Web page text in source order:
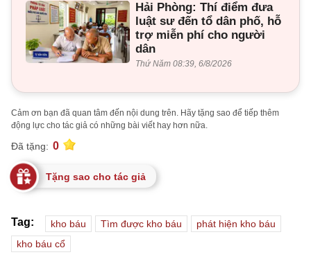
Hải Phòng: Thí điểm đưa
luật sư đến tổ dân phố, hỗ
trợ miễn phí cho người
dân
Thứ Năm 08:39, 6/8/2026
Cảm ơn bạn đã quan tâm đến nội dung trên. Hãy tặng sao để tiếp thêm
động lực cho tác giả có những bài viết hay hơn nữa.
Đã tặng: 0
Tặng sao cho tác giả
Tag: kho báu Tìm được kho báu
phát hiện kho báu
kho báu cổ